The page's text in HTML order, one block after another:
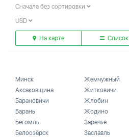
Сначала без сортировки
USD
На карте Список
Минск
Аксаковщина
Барановичи
Барань
Бегомль
Белоозёрск
Жемчужный
Житковичи
Жлобин
Жодино
Заречье
Заславль